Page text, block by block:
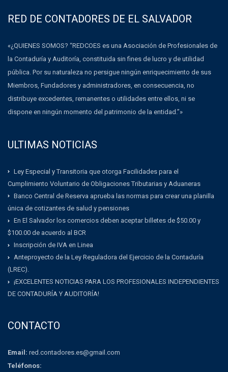
RED DE CONTADORES DE EL SALVADOR
«¿QUIENES SOMOS? “REDCOES es una Asociación de Profesionales de
la Contaduría y Auditoría, constituida sin fines de lucro y de utilidad
pública. Por su naturaleza no persigue ningún enriquecimiento de sus
Miembros, Fundadores y administradores, en consecuencia, no
distribuye excedentes, remanentes o utilidades entre ellos, ni se
dispone en ningún momento del patrimonio de la entidad.”»
ULTIMAS NOTICIAS
Ley Especial y Transitoria que otorga Facilidades para el
Cumplimiento Voluntario de Obligaciones Tributarias y Aduaneras
Banco Central de Reserva aprueba las normas para crear una planilla
única de cotizantes de salud y pensiones
En El Salvador los comercios deben aceptar billetes de $50.00 y
$100.00 de acuerdo al BCR
Inscripción de IVA en Linea
Anteproyecto de la Ley Reguladora del Ejercicio de la Contaduría
(LREC).
¡EXCELENTES NOTICIAS PARA LOS PROFESIONALES INDEPENDIENTES
DE CONTADURÍA Y AUDITORÍA!
CONTACTO
Email: red.contadores.es@gmail.com
Teléfonos: